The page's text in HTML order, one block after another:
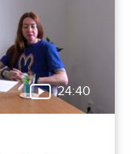
24:40